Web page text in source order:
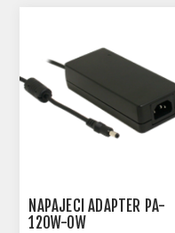
NAPÁJECÍ ADAPTÉR PA-
120W-OW